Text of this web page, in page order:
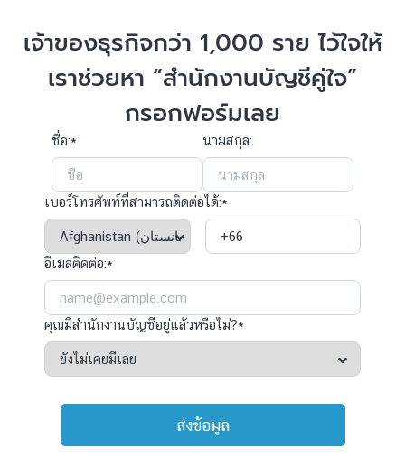
เจ้าของธุรกิจกว่า 1,000 ราย ไว้ใจให้
เราช่วยหา “สำนักงานบัญชีคู่ใจ”
กรอกฟอร์มเลย
ชื่อ:* นามสกุล:
เบอร์โทรศัพท์ที่สามารถติดต่อได้:*
อีเมลติดต่อ:*
คุณมีสำนักงานบัญชีอยู่แล้วหรือไม่?*